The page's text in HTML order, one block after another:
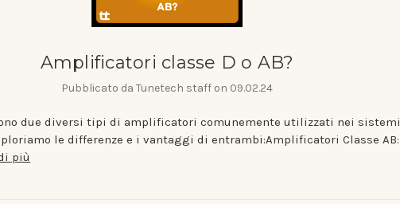
Amplificatori classe D o AB?
Pubblicato da Tunetech staff on 09.02.24
due diversi tipi di amplificatori comunemente utilizzati nei sistemi
le differenze e i vantaggi di entrambi:Amplificatori Classe AB:
più